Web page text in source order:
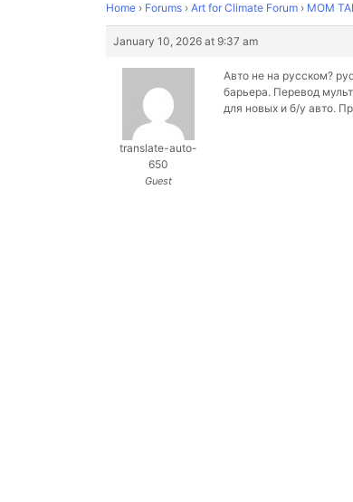
Home › Forums › Art for Climate Forum › MOM
January 10, 2026 at 9:37 am
translate-auto-
650
Guest
Авто не на русском?
барьера. Перевод
для новых и б/у авто.